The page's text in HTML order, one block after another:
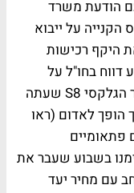
הודעת משרד
על ייבוא
היקף רכישות
דווח בחו"ל על
מספר תלונות מצד משתמשים במכשיר הגלקסי S8 שעתה
לאדום (ראו
פתאומיים
בשבוע שעבר את
עם מחיר יעד